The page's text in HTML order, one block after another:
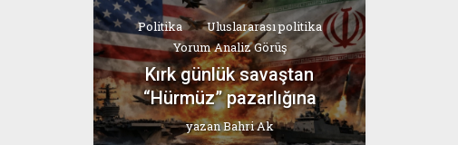
Politika
Uluslararası politika
Yorum Analiz Görüş
Kırk günlük savaştan
“Hürmüz” pazarlığına
yazanBahri Ak